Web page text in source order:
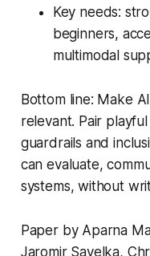
Key needs:
beginners,
multimodal
Bottom line: Make
relevant. Pair
guardrails and
can evaluate,
systems, without
Paper by Aparna
Jaromir Savelka,